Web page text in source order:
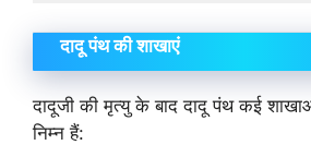
दादू पंथ की शाखाएं
दादूजी की मृत्यु के बाद दादू पंथ कई
निम्न हैं: